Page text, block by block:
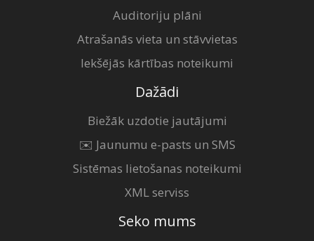
Auditoriju plāni
Atrašanās vieta un stāvvietas
Iekšējās kārtības noteikumi
Dažādi
Biežāk uzdotie jautājumi
✉️ Jaunumu e-pasts un SMS
Sistēmas lietošanas noteikumi
XML serviss
Seko mums